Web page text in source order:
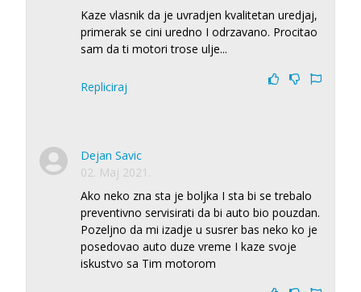
Kaze vlasnik da je uvradjen kvalitetan uredjaj,
primerak se cini uredno I odrzavano. Procitao
sam da ti motori trose ulje...
Repliciraj
Dejan Savic
02. Maj 2021.
Ako neko zna sta je boljka I sta bi se trebalo
preventivno servisirati da bi auto bio pouzdan.
Pozeljno da mi izadje u susrer bas neko ko je
posedovao auto duze vreme I kaze svoje
iskustvo sa Tim motorom